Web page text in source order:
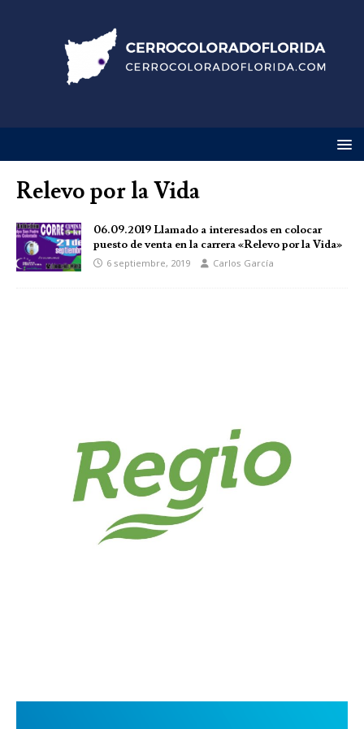
Relevo por la Vida
06.09.2019 Llamado a interesados en colocar
puesto de venta en la carrera «Relevo por la Vida»
6 septiembre, 2019 Carlos García